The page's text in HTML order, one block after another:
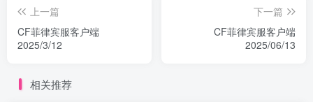
上一篇
CF菲律宾服客户端
2025/3/12
下一篇
CF菲律宾服客户端
2025/06/13
相关推荐